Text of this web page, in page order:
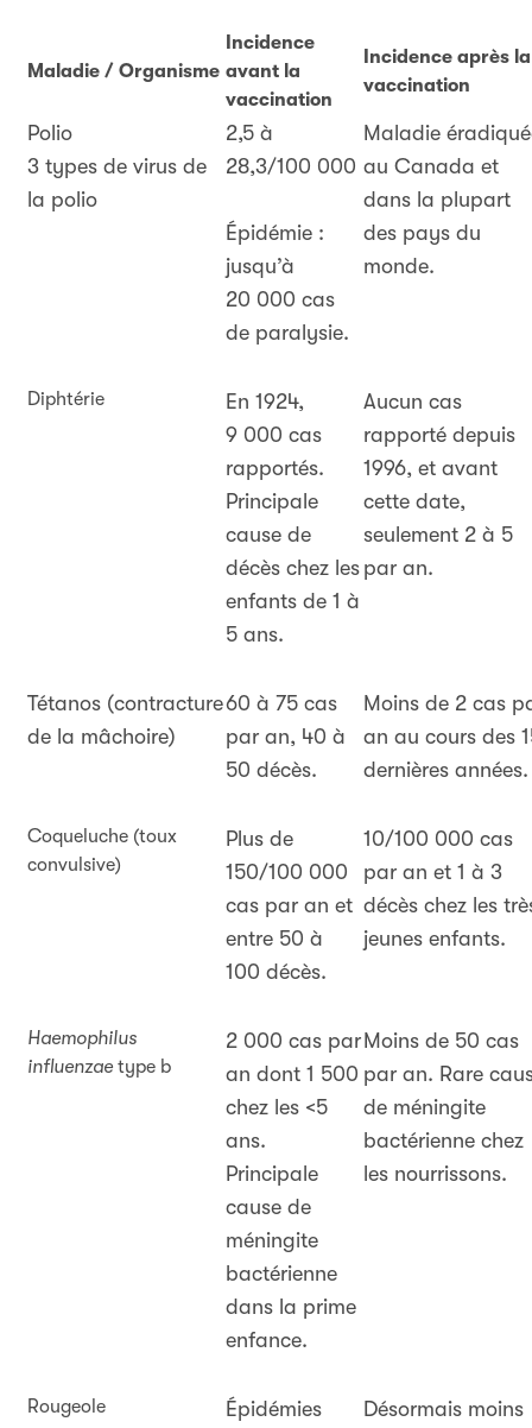
Maladie / Organisme
Incidence
avant la
vaccination
Incidence après la
vaccination
Polio
3 types de virus de
la polio
2,5 à
28,3/100 000
Épidémie :
jusqu’à
20 000 cas
de paralysie.
Maladie
au Canada et
dans la plupart
des pays du
monde.
Diphtérie
En 1924,
9 000 cas
rapportés.
Principale
cause de
décès chez les
enfants de 1 à
5 ans.
Aucun cas
rapporté depuis
1996, et avant
cette date,
seulement 2 à 5
par an.
Tétanos (contracture
de la mâchoire)
60 à 75 cas
par an, 40 à
50 décès.
Moins de 2 cas
an au cours des
dernières
Coqueluche (toux
convulsive)
Plus de
150/100 000
cas par an et
entre 50 à
100 décès.
10/100 000 cas
par an et 1 à 3
décès chez les
jeunes enfants.
Haemophilus
influenzae type b
2 000 cas par
an dont 1 500
chez les <5
ans.
Principale
cause de
méningite
bactérienne
dans la prime
enfance.
Moins de 50 cas
par an. Rare
de méningite
bactérienne chez
les nourrissons.
Rougeole
Épidémies
Désormais moins